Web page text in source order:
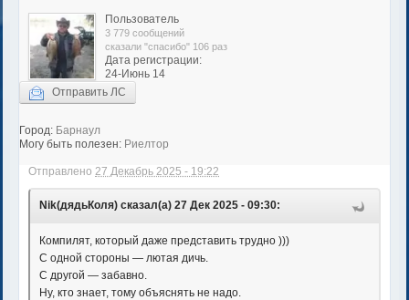
Пользователь
3 779 сообщений
сказали "спасибо" 106 раз
Дата регистрации:
24-Июнь 14
Отправить ЛС
Город: Барнаул
Могу быть полезен: Риелтор
Отправлено27 Декабрь 2025 - 19:22
Nik(дядьКоля) сказал(а) 27 Дек 2025 - 09:30:
Компилят, который даже представить трудно )))
С одной стороны — лютая дичь.
С другой — забавно.
Ну, кто знает, тому объяснять не надо.